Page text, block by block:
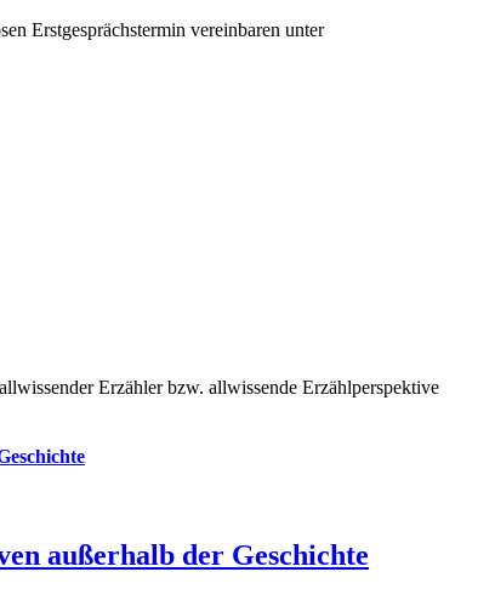
Erstgesprächstermin vereinbaren unter
außerhalb der Geschichte